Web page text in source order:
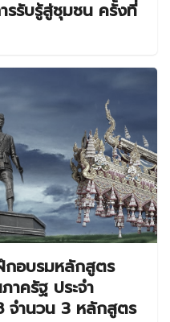
รรับรู้สู่ชุมชน ครั้งที่
กอบรมหลักสูตร
าครัฐ ประจำ
จำนวน 3 หลักสูตร